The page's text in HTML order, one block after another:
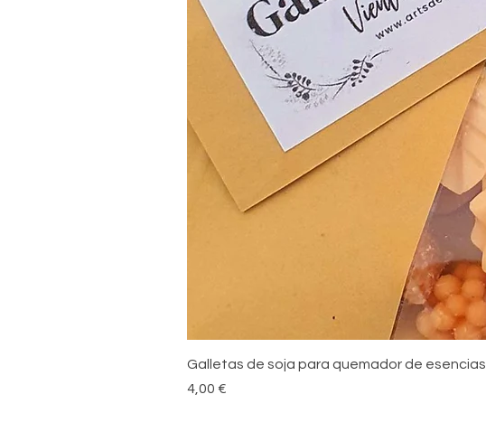
Galletas de soja para quemador de esencias
Precio
4,00 €